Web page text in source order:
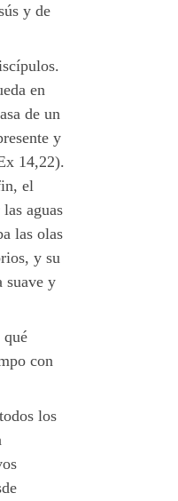
y de
en
de un
y
14,22).
el
aguas
las olas
y su
suave y
qué
con
los